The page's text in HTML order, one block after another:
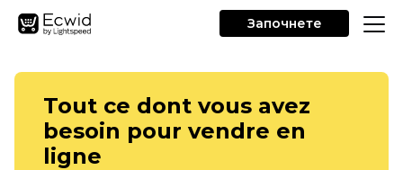
Започнете
Tout ce dont vous avez
besoin pour vendre en
ligne